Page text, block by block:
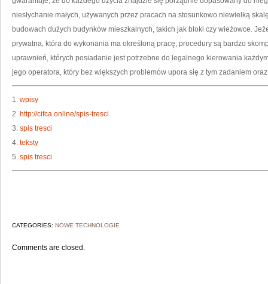
niesłychanie małych, używanych przez pracach na stosunkowo niewielką
budowach dużych budynków mieszkalnych, takich jak bloki czy wieżowce.
prywatna, która do wykonania ma określoną pracę, procedury są bardzo
uprawnień, których posiadanie jest potrzebne do legalnego kierowania
jego operatora, który bez większych problemów upora się z tym zadaniem
1. wpisy
2. http://cifca.online/spis-tresci
3. spis tresci
4. teksty
5. spis tresci
CATEGORIES: NOWE TECHNOLOGIE
Comments are closed.